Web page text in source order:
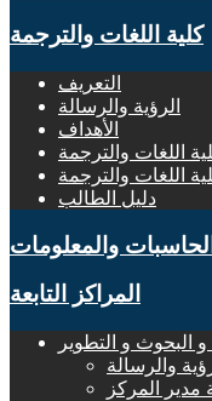
كلية اللغات والترجمة
التعريف
الرؤية والرسالة
الأهداف
اللغات والترجمة
اللغات والترجمة
دليل الطالب
والمعلومات
المراكز التابعة
البحوث و التطوير
والرسالة
مدير المركز